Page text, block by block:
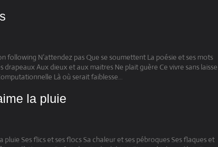
following N’attendez pas Que se soumettent La poésie et ses mots
drapeaux Aux dieux et aux maitres Ne plait guère Ce vivre sans laisse
Là où serait faiblesse...
la pluie
pluie Ses flics et ses flocs Sa chaleur et ses pébroques Ses flaques et